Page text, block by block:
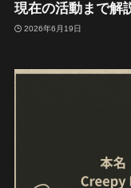
現在の活動まで解
2026年6月19日